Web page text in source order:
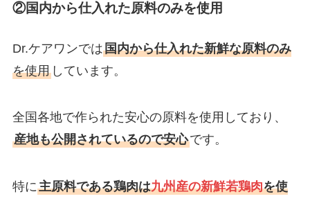
②国内から仕入れた原料のみを使用
Dr.ケアワンでは国内から仕入れた新鮮な原料のみ
を使用しています。
全国各地で作られた安心の原料を使用しており、
産地も公開されているので安心です。
特に主原料である鶏肉は九州産の新鮮若鶏肉を使